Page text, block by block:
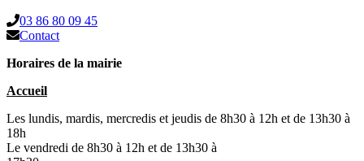
03 86 80 09 45
Contact
Horaires de la mairie
Accueil
Les lundis, mardis, mercredis et jeudis de 8h30 à 12h et de 13h30 à
18h
Le vendredi de 8h30 à 12h et de 13h30 à